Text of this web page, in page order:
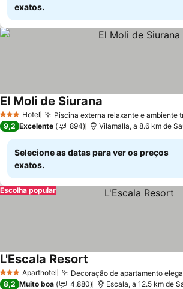
exatos.
3 EstrelasHotel Piscina externa relaxante e ambiente
El Moli de Siurana
9,2 Excelente 894 Vilamalla, a 8.6 km de
Selecione as datas para ver os preços
exatos.
Escolha popular
3 EstrelasAparthotel Decoração de apartamento
L'Escala Resort
8,2 Muito boa 4.880 Escala, a 12.5 km de